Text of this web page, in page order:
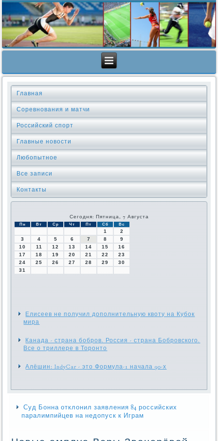
Главная
Соревнования и матчи
Российский спорт
Главные новости
Любопытное
Все записи
Контакты
Сегодня: Пятница, 7 Августа
Пн Вт Ср Чт Пт Сб Вс
1
2
3
4 5 6 7 8
9
10
11 12 13 14 15
16
17
18 19 20 21 22
23
24
25 26 27 28 29
30
31
Елисеев не получил дополнительную квоту на Кубок
мира
Канада - страна бобров. Россия - страна Бобровского.
Все о триллере в Торонто
Алёшин: IndyCar - это Формула-1 начала 90-х
Суд Бонна отклонил заявления 84 российских
паралимпийцев на недопуск к Играм